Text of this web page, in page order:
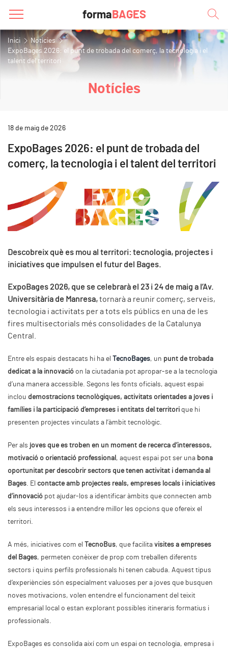
forma BAGES
Inici
Notícies
ExpoBages 2026: el punt de trobada del comerç, la tecnologia i el
talent del territori
Notícies
18 de maig de 2026
ExpoBages 2026: el punt de trobada del
comerç, la tecnologia i el talent del territori
Descobreix què es mou al territori: tecnologia, projectes i
iniciatives que impulsen el futur del Bages.
ExpoBages 2026, que se celebrarà el 23 i 24 de maig a l’Av.
Universitària de Manresa,tornarà a reunir comerç, serveis,
tecnologia i activitats per a tots els públics en una de les
fires multisectorials més consolidades de la Catalunya
Central.
Entre els espais destacats hi ha el TecnoBages, un punt de trobada
dedicat a la innovació on la ciutadania pot apropar-se a la tecnologia
d’una manera accessible. Segons les fonts oficials, aquest espai
inclou demostracions tecnològiques, activitats orientades a joves i
famílies i la participació d’empreses i entitats del territori que hi
presenten projectes vinculats a l’àmbit tecnològic.
Per als joves que es troben en un moment de recerca d’interessos,
motivació o orientació professional , aquest espai pot ser una bona
oportunitat per descobrir sectors que tenen activitat i demanda al
Bages. El contacte amb projectes reals, empreses locals i iniciatives
d’innovació pot ajudar-los a identificar àmbits que connecten amb
els seus interessos i a entendre millor les opcions que ofereix el
territori.
A més, iniciatives com el TecnoBus, que facilita visites a empreses
del Bages, permeten conèixer de prop com treballen diferents
sectors i quins perfils professionals hi tenen cabuda. Aquest tipus
d’experiències són especialment valuoses per a joves que busquen
noves motivacions, volen entendre el funcionament del teixit
empresarial local o estan explorant possibles itineraris formatius i
professionals.
ExpoBages es consolida així com un espai on tecnologia, empresa i